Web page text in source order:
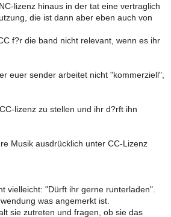
lizenz hinaus in der tat eine vertraglich
die ist dann aber eben auch von
f?r die band nicht relevant, wenn es ihr
euer sender arbeitet nicht "kommerziell",
lizenz zu stellen und ihr d?rft ihn
Musik ausdrücklich unter CC-Lizenz
vielleicht: "Dürft ihr gerne runterladen".
was angemerkt ist.
sie zutreten und fragen, ob sie das